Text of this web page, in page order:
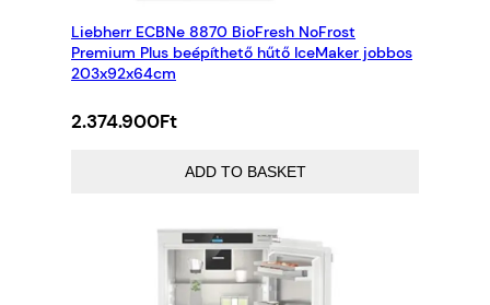
Liebherr ECBNe 8870 BioFresh NoFrost
Premium Plus beépíthető hűtő IceMaker jobbos
203x92x64cm
2.374.900Ft
ADD TO BASKET